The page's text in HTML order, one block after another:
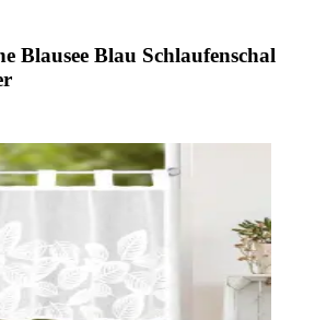
Blausee Blau Schlaufenschal